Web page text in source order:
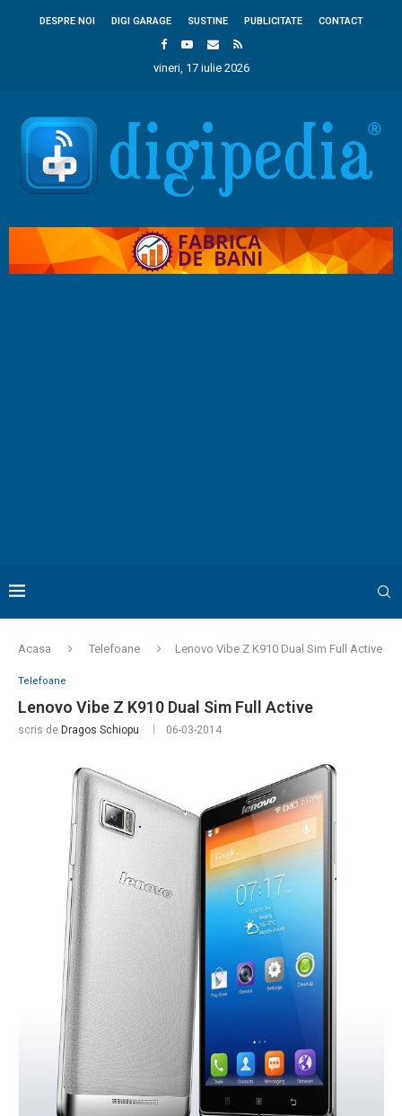
DESPRE NOI DIGI GARAGE SUSTINE PUBLICITATE CONTACT
vineri, 17 iulie 2026
Acasa Telefoane Lenovo Vibe Z K910 Dual Sim Full Active
Telefoane
Lenovo Vibe Z K910 Dual Sim Full Active
scris de Dragos Schiopu 06-03-2014